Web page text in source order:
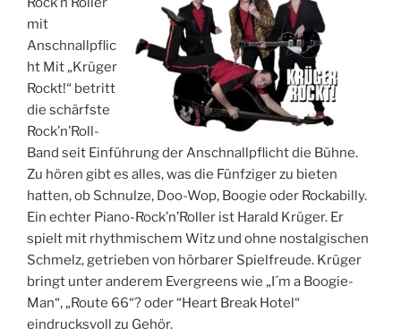
mit
Anschnallpflic
ht Mit „Krüger
Rockt!“ betritt
die schärfste
Rock’n’Roll-
Band seit Einführung der Anschnallpflicht die Bühne.
Zu hören gibt es alles, was die Fünfziger zu bieten
hatten, ob Schnulze, Doo-Wop, Boogie oder Rockabilly.
Ein echter Piano-Rock’n’Roller ist Harald Krüger. Er
spielt mit rhythmischem Witz und ohne nostalgischen
Schmelz, getrieben von hörbarer Spielfreude. Krüger
bringt unter anderem Evergreens wie „I´m a Boogie-
Man“, „Route 66“? oder “Heart Break Hotel“
eindrucksvoll zu Gehör.